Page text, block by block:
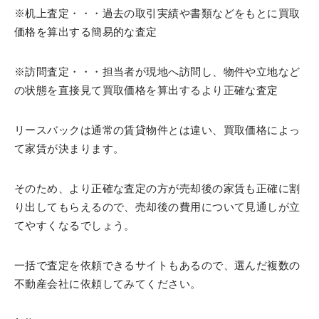
※机上査定・・・過去の取引実績や書類などをもとに買取
価格を算出する簡易的な査定
※訪問査定・・・担当者が現地へ訪問し、物件や立地など
の状態を直接見て買取価格を算出するより正確な査定
リースバックは通常の賃貸物件とは違い、買取価格によっ
て家賃が決まります。
そのため、より正確な査定の方が売却後の家賃も正確に割
り出してもらえるので、売却後の費用について見通しが立
てやすくなるでしょう。
一括で査定を依頼できるサイトもあるので、選んだ複数の
不動産会社に依頼してみてください。